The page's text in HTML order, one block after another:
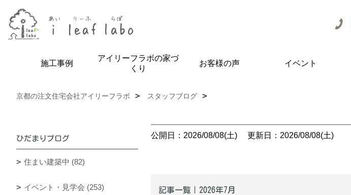
施工事例
アイリーフラボの家づ
くり
お客様の声 イベント
京都の注文住宅会社アイリーフラボ スタッフブログ
公開日：2026/08/08(土) 更新日：2026/08/08(土)
記事一覧｜2026年7月
ひだまりブログ
住まい建築中 (82)
イベント・見学会 (253)